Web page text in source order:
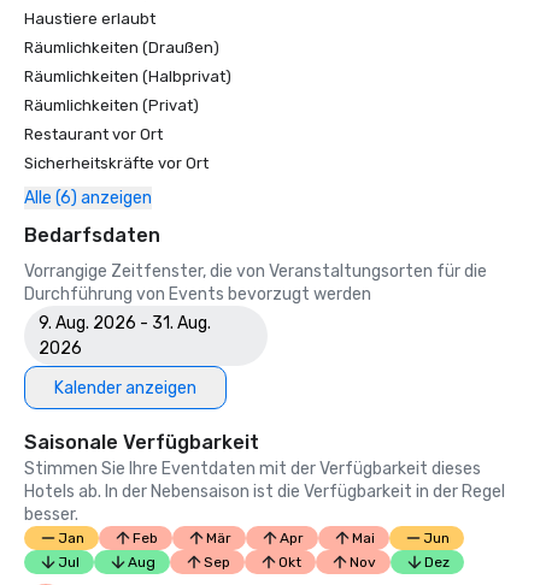
Haustiere erlaubt
Räumlichkeiten (Draußen)
Räumlichkeiten (Halbprivat)
Räumlichkeiten (Privat)
Restaurant vor Ort
Sicherheitskräfte vor Ort
Alle (6) anzeigen
Bedarfsdaten
Vorrangige Zeitfenster, die von Veranstaltungsorten für die
Durchführung von Events bevorzugt werden
9. Aug. 2026 - 31. Aug.
2026
Kalender anzeigen
Saisonale Verfügbarkeit
Stimmen Sie Ihre Eventdaten mit der Verfügbarkeit dieses
Hotels ab. In der Nebensaison ist die Verfügbarkeit in der Regel
besser.
Jan Feb Mär Apr Mai
Jun
Jul
Aug Sep Okt Nov Dez